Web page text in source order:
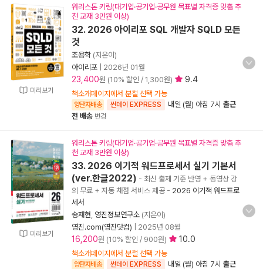
미리보기
워리스톤 키링(대기업·공기업·공무원 목표별 자격증 맞춤 추
천 교재 3만원 이상)
32. 2026 아이리포 SQL 개발자 SQLD 모든
것
조용학 (지은이)
아이리포
2026년 01월
23,400원 (10% 할인 / 1,300원) 9.4
책소개페이지에서 분철 선택 가능
양탄자배송 썬데이 EXPRESS 내일 (월) 아침 7시 출근
전 배송 변경
미리보기
워리스톤 키링(대기업·공기업·공무원 목표별 자격증 맞춤 추
천 교재 3만원 이상)
33. 2026 이기적 워드프로세서 실기 기본서
(ver.한글2022) - 최신 출제 기준 반영 + 동영상 강
의 무료 + 자동 채점 서비스 제공 - 2026 이기적 워드프로
세서
송재현 영진정보연구소 (지은이)
영진.com(영진닷컴)
2025년 08월
16,200원 (10% 할인 / 900원) 10.0
책소개페이지에서 분철 선택 가능
양탄자배송 썬데이 EXPRESS 내일 (월) 아침 7시 출근